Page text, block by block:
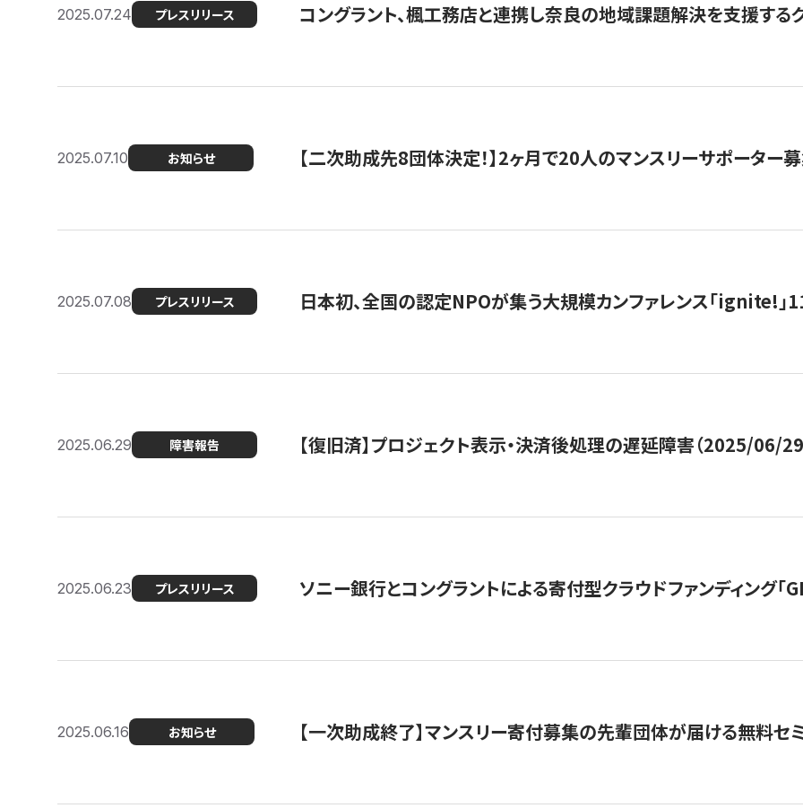
2025.07.24 プレスリリース コングラント、楓工務店と連携し奈良の地域課題解決を支援する
2025.07.10 お知らせ 【二次助成先8団体決定！】2ヶ月で20人のマンスリーサポーター
2025.07.08 プレスリリース 日本初、全国の認定NPOが集う大規模カンファレンス「ignite!」
2025.06.29 障害報告 【復旧済】プロジェクト表示・決済後処理の遅延障害（2025/06/29
2025.06.23 プレスリリース ソニー銀行とコングラントによる寄付型クラウドファンディング
2025.06.16 お知らせ 【一次助成終了】マンスリー寄付募集の先輩団体が届ける無料セ